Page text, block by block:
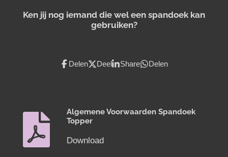
Ken jij nog iemand die wel een spandoek kan
gebruiken?
Delen Deel Share Delen
Algemene Voorwaarden Spandoek
Topper
Download